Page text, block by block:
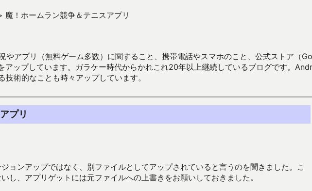
魔！ホームラン競争＆テニスアプリ
やアプリ（無料ゲーム多数）に関すること、携帯電話やスマホのこと、公式ストア（
アップしています。ガラケー時代からかれこれ20年以上継続しているブログです。
術的なことも時々アップしています。
プリ
ョンアップではなく、別ファイルとしてアップされていると言うのを聞きました。こ
し、アプリゲットには元ファイルへの上書きをお願いしておきました。